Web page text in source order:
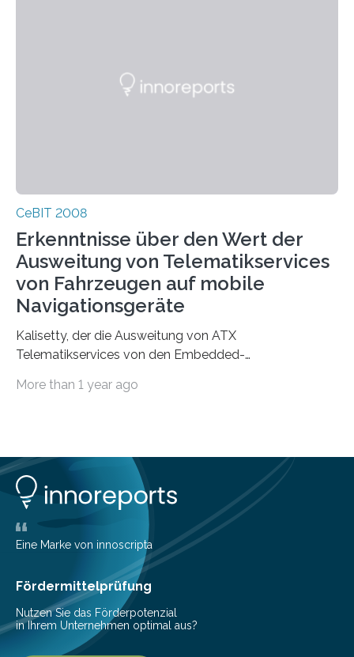
CeBIT 2008
Erkenntnisse über den Wert der
Ausweitung von Telematikservices
von Fahrzeugen auf mobile
Navigationsgeräte
Kalisetty, der die Ausweitung von ATX
Telematikservices von den Embedded-
Kommunikationsgeräte leitet, wird genau…
More than 1 year ago
Eine Marke von innoscripta
Fördermittelprüfung
Nutzen Sie das Förderpotenzial
in Ihrem Unternehmen optimal aus?